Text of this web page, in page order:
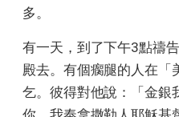
多。
有一天，到了下午3點禱
殿去。有個瘸腿的人在「
乞。彼得對他說：「金銀